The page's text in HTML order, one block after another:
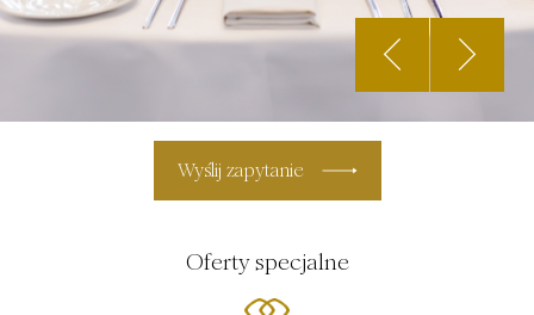
Wyślij zapytanie
Oferty specjalne